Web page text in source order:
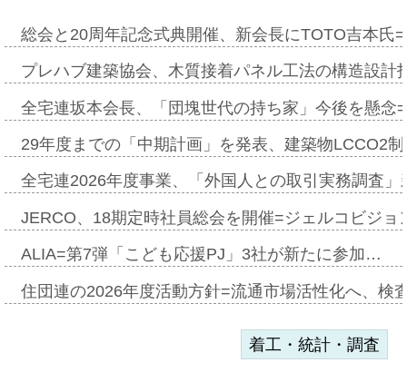
総会と20周年記念式典開催、新会長にTOTO吉本氏
プレハブ建築協会、木質接着パネル工法の構造設
全宅連坂本会長、「団塊世代の持ち家」今後を懸
29年度までの「中期計画」を発表、建築物LCCO2
全宅連2026年度事業、「外国人との取引実務調査
JERCO、18期定時社員総会を開催=ジェルコビジ
ALIA=第7弾「こども応援PJ」3社が新たに参加…
住団連の2026年度活動方針=流通市場活性化へ、検
着工・統計・調査